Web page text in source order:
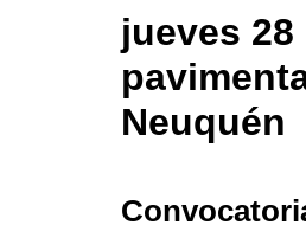
jueves
Neuquén